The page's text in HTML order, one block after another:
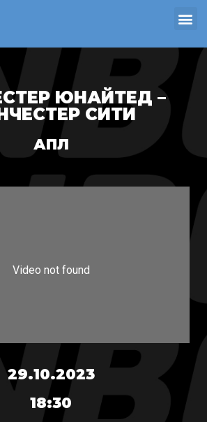
ЮНАЙТЕД –
СИТИ
АПЛ
29.10.2023
18:30